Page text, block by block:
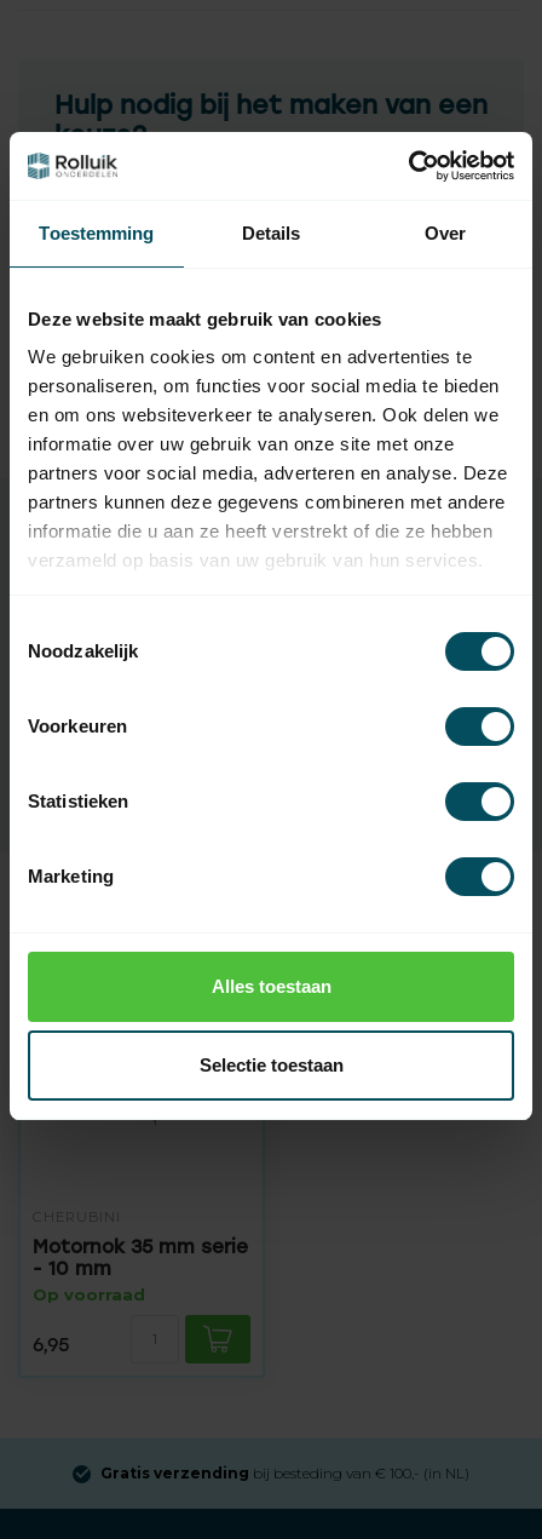
Toestemming Details Over
Deze website maakt gebruik van cookies
We gebruiken cookies om content en advertenties te
personaliseren, om functies voor social media te bieden
en om ons websiteverkeer te analyseren. Ook delen we
informatie over uw gebruik van onze site met onze
partners voor social media, adverteren en analyse. Deze
partners kunnen deze gegevens combineren met andere
informatie die u aan ze heeft verstrekt of die ze hebben
verzameld op basis van uw gebruik van hun services.
Noodzakelijk
Voorkeuren
Statistieken
Marketing
Alles toestaan
Selectie toestaan
Hulp nodig bij het maken van een
keuze?
Neem contact op met een van onze medewerkers
Vraag het de expert
TypeError: Failed to fetch
https://www.rolluikonderdelen.nl/nl/merken/cherubini/m
otorsteunen-rolluikmotor/
Specificaties
Artikelnummer
CHERUBINI
Motornok 35 mm serie
- 10 mm
Op voorraad
6,95
Gratis verzending bij besteding van € 100,- (in NL)